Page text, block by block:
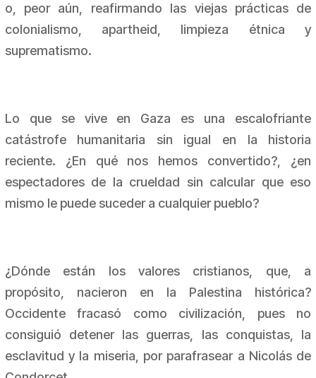
o, peor aún, reafirmando las viejas prácticas de
colonialismo, apartheid, limpieza étnica y
suprematismo.
Lo que se vive en Gaza es una escalofriante
catástrofe humanitaria sin igual en la historia
reciente. ¿En qué nos hemos convertido?, ¿en
espectadores de la crueldad sin calcular que eso
mismo le puede suceder a cualquier pueblo?
¿Dónde están los valores cristianos, que, a
propósito, nacieron en la Palestina histórica?
Occidente fracasó como civilización, pues no
consiguió detener las guerras, las conquistas, la
esclavitud y la miseria, por parafrasear a Nicolás de